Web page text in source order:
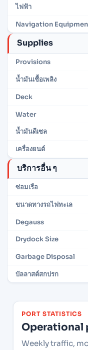
ไฟฟ้า
Navigation
Supplies
Provisions
น้ำมันเชื้อเพลิง
Deck
Water
น้ำมันดีเซล
เครื่องยนต์
บริการอื่น ๆ
ซ่อมเรือ
ขนาดทางรถไฟทะเล
Degauss
Drydock Size
Garbage Disposal
บัลลาสต์สกปรก
PORT STATISTICS
Operational
Weekly traffic,